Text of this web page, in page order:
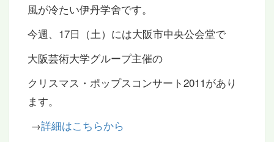
風が冷たい伊丹学舍です。
今週、17日（土）には大阪市中央公会堂で
大阪芸術大学グループ主催の
クリスマス・ポップスコンサート2011があり
ます。
→詳細はこちらから